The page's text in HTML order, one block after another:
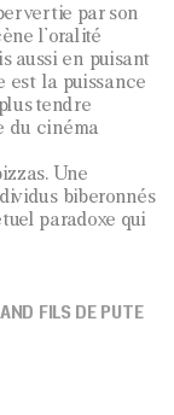
par son
l’oralité
aussi en puisant
est la puissance
tendre
du cinéma
Une
biberonnés
paradoxe qui
FILS DE PUTE